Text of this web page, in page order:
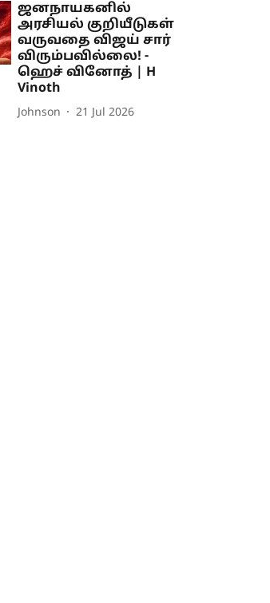
ஜனநாயகனில்
அரசியல் குறியீடுகள்
வருவதை விஜய் சார்
விரும்பவில்லை! -
ஹெச் வினோத் | H
Vinoth
Johnson 21 Jul 2026